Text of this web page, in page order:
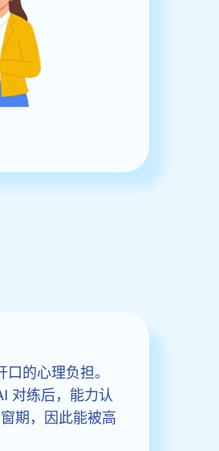
的心理负担。
对练后，能力认
期，因此能被高